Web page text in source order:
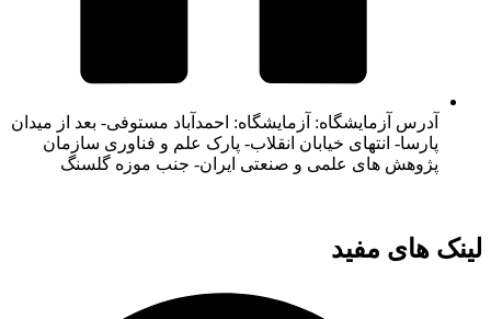
آدرس آزمایشگاه: آزمایشگاه: احمدآباد مستوفی- بعد از میدان
پارسا- انتهای خیابان انقلاب- پارک علم و فناوری سازمان
پژوهش های علمی و صنعتی ایران- جنب موزه گلسنگ
لینک های مفید